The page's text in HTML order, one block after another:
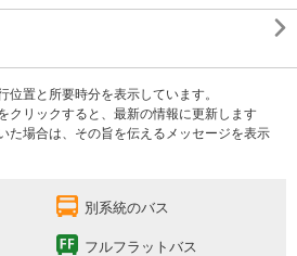

位置と所要時分を表示しています。
クリックすると、最新の情報に更新します
た場合は、その旨を伝えるメッセージを表示
別系統のバス
フルフラットバス